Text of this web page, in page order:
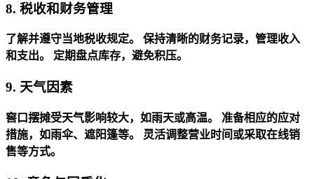
8. 税收和财务管理
了解并遵守当地税收规定。
保持清晰的财务记录，管理收入
和支出。
定期盘点库存，避免积压。
9. 天气因素
窖口摆摊受天气影响较大，如雨天或高温。
准备相应的应对
措施，如雨伞、遮阳篷等。
灵活调整营业时间或采取在线销
售等方式。